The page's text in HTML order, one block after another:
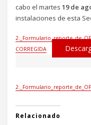
cabo el martes19 de
instalaciones de esta
CORREGIDA
Relacionado